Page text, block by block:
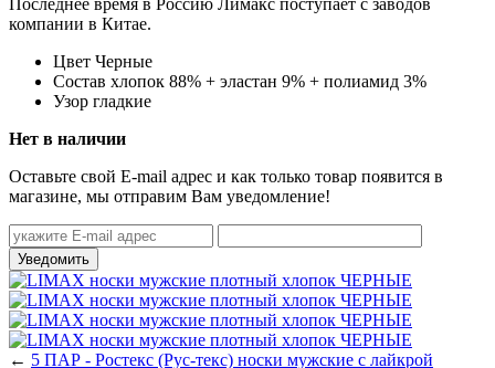
Последнее время в Россию Лимакс поступает с заводов
компании в Китае.
Цвет Черные
Состав хлопок 88% + эластан 9% + полиамид 3%
Узор гладкие
Нет в наличии
Оставьте свой E-mail адрес и как только товар появится в
магазине, мы отправим Вам уведомление!
← 5 ПАР - Ростекс (Рус-текс) носки мужские с лайкрой